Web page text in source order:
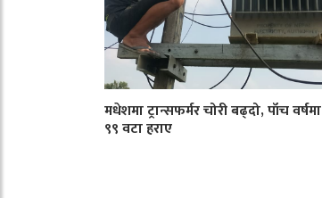
मधेशमा ट्रान्सफर्मर चोरी बढ्दो, पाँच वर्षमा
९९ वटा हराए